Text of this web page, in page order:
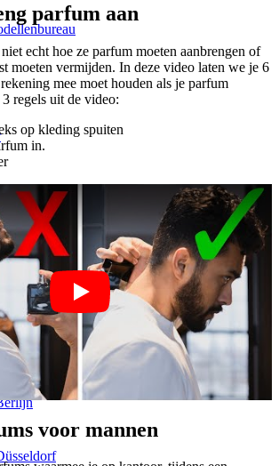
Town
parfum aan
echt hoe ze parfum moeten aanbrengen of
moeten vermijden. In deze video laten we je 6
mee moet houden als je parfum
regels uit de video:
op kleding spuiten
in.
voor mannen